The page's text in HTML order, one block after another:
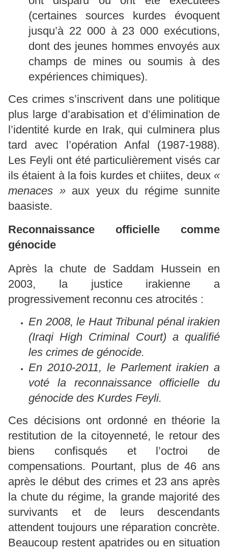
(certaines sources kurdes évoquent
jusqu’à 22 000 à 23 000 exécutions,
dont des jeunes hommes envoyés aux
champs de mines ou soumis à des
expériences chimiques).
Ces crimes s’inscrivent dans une politique
plus large d’arabisation et d’élimination de
l’identité kurde en Irak, qui culminera plus
tard avec l’opération Anfal (1987-1988).
Les Feyli ont été particulièrement visés car
ils étaient à la fois kurdes et chiites, deux «
menaces »aux yeux du régime sunnite
baasiste.
Reconnaissance officielle comme
génocide
Après la chute de Saddam Hussein en
2003, la justice irakienne a
progressivement reconnu ces atrocités :
En 2008, le Haut Tribunal pénal irakien
(Iraqi High Criminal Court) a qualifié
les crimes de génocide.
En 2010-2011, le Parlement irakien a
voté la reconnaissance officielle du
génocide des Kurdes Feyli.
Ces décisions ont ordonné en théorie la
restitution de la citoyenneté, le retour des
biens confisqués et l’octroi de
compensations. Pourtant, plus de 46 ans
après le début des crimes et 23 ans après
la chute du régime, la grande majorité des
survivants et de leurs descendants
attendent toujours une réparation concrète.
Beaucoup restent apatrides ou en situation